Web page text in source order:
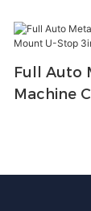
Full Auto
Machine